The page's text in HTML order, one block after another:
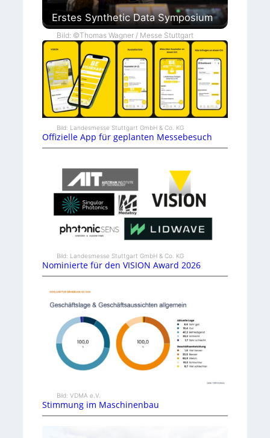
Erstes Synthetic Data Symposium
Bild: ©Thomas Wagner / Messe Stuttgart
Bild: Landesmesse Stuttgart GmbH & Co. KG
Offizielle App für geplanten Messebesuch
Bild: Landesmesse Stuttgart GmbH & Co. KG
Nominierte für den VISION Award 2026
Bild: VDMA e.V.
Stimmung im Maschinenbau